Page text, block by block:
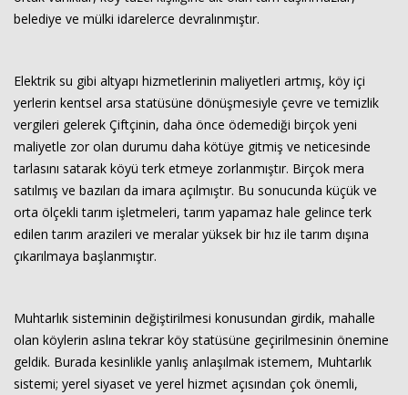
belediye ve mülki idarelerce devralınmıştır.
Elektrik su gibi altyapı hizmetlerinin maliyetleri artmış, köy içi
yerlerin kentsel arsa statüsüne dönüşmesiyle çevre ve temizlik
vergileri gelerek Çiftçinin, daha önce ödemediği birçok yeni
maliyetle zor olan durumu daha kötüye gitmiş ve neticesinde
tarlasını satarak köyü terk etmeye zorlanmıştır. Birçok mera
satılmış ve bazıları da imara açılmıştır. Bu sonucunda küçük ve
orta ölçekli tarım işletmeleri, tarım yapamaz hale gelince terk
edilen tarım arazileri ve meralar yüksek bir hız ile tarım dışına
çıkarılmaya başlanmıştır.
Muhtarlık sisteminin değiştirilmesi konusundan girdik, mahalle
olan köylerin aslına tekrar köy statüsüne geçirilmesinin önemine
geldik. Burada kesinlikle yanlış anlaşılmak istemem, Muhtarlık
sistemi; yerel siyaset ve yerel hizmet açısından çok önemli,